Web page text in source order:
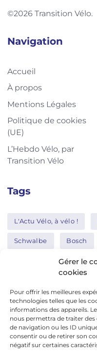
Gérer le
cookies
Pour offrir les meilleures
technologies telles que les
informations des appareils.
nous permettra de traiter
de navigation ou les ID
consentir ou de retirer son
négatif sur certaines
©2026 Transition Vélo.
Navigation
Accueil
À propos
Mentions Légales
Politique de cookies
(UE)
L’Hebdo Vélo, par
Transition Vélo
Tags
L'Actu Vélo, à vélo !
Schwalbe Bosch
Thule
Réseaux sociaux
google news
facebook